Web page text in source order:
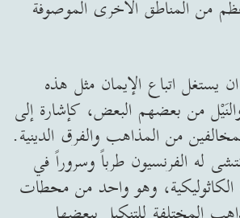
من المناطق الأخرى الموصوفة
يستغل اتباع الإيمان مثل هذه
من بعضهم البعض، كإشارة إلى
من المذاهب والفرق الدينية.
له الفرنسيون طرباً وسروراً في
الكاثوليكية، وهو واحد من محطات